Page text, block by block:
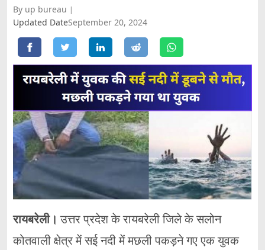
By up bureau
Updated DateSeptember 20, 2024
रायबरेली। उत्तर प्रदेश के रायबरेली जिले के सलोन
कोतवाली क्षेत्र में सई नदी में मछली पकड़ने गए एक युवक